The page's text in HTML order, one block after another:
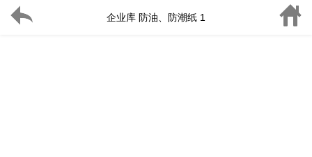
企业库 防油、防潮纸 1